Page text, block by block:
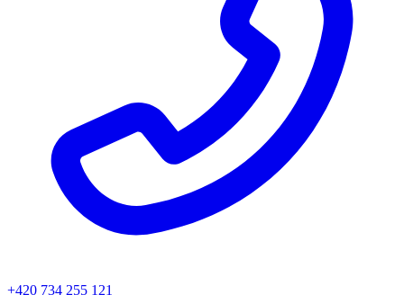
+420 734 255 121